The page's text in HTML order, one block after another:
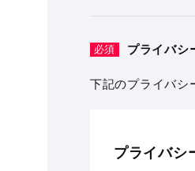
必須 プライバシ
下記のプライバシ
プライバシ